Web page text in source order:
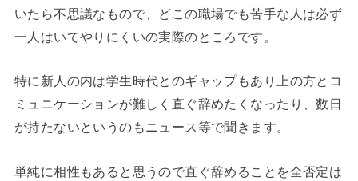
いたら不思議なもので、どこの職場でも苦手な人は必ず
一人はいてやりにくいの実際のところです。
特に新人の内は学生時代とのギャップもあり上の方とコ
ミュニケーションが難しく直ぐ辞めたくなったり、数日
が持たないというのもニュース等で聞きます。
単純に相性もあると思うので直ぐ辞めることを全否定は